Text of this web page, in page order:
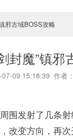
邪古域BOSS攻略
封魔”镇邪
07-09 15:18:39 作者
围发射了几条
改变方向，再